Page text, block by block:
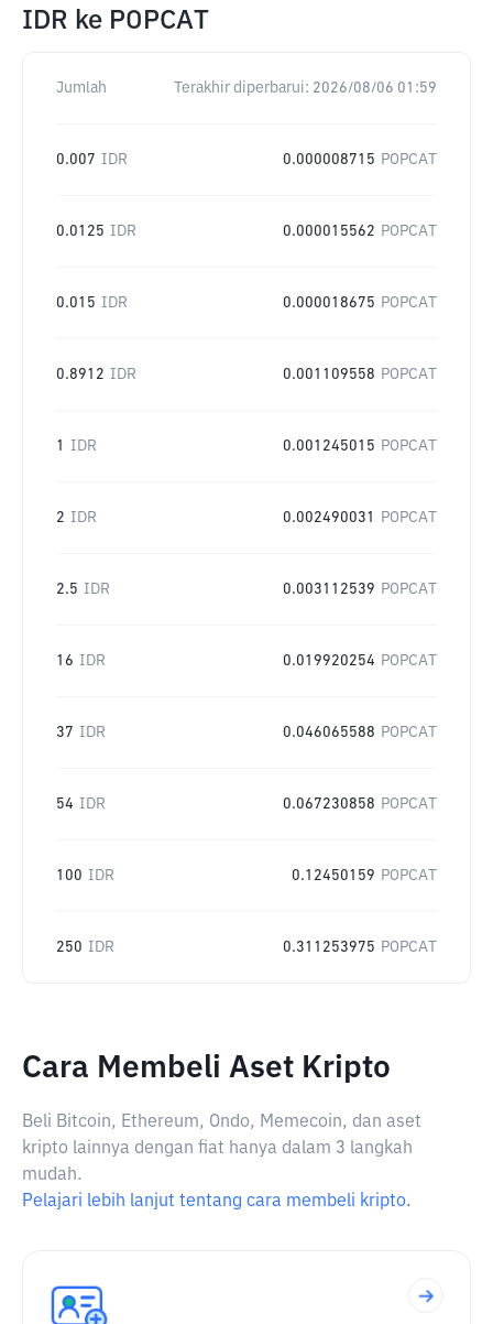
IDR ke POPCAT
Jumlah Terakhir diperbarui: 2026/08/06 01:59
0.007 IDR 0.000008715 POPCAT
0.0125 IDR 0.000015562 POPCAT
0.015 IDR 0.000018675 POPCAT
0.8912 IDR 0.001109558 POPCAT
1 IDR 0.001245015 POPCAT
2 IDR 0.002490031 POPCAT
2.5 IDR 0.003112539 POPCAT
16 IDR 0.019920254 POPCAT
37 IDR 0.046065588 POPCAT
54 IDR 0.067230858 POPCAT
100 IDR 0.12450159 POPCAT
250 IDR 0.311253975 POPCAT
Cara Membeli Aset Kripto
Beli Bitcoin, Ethereum, Ondo, Memecoin, dan aset
kripto lainnya dengan fiat hanya dalam 3 langkah
mudah.
Pelajari lebih lanjut tentang cara membeli kripto.